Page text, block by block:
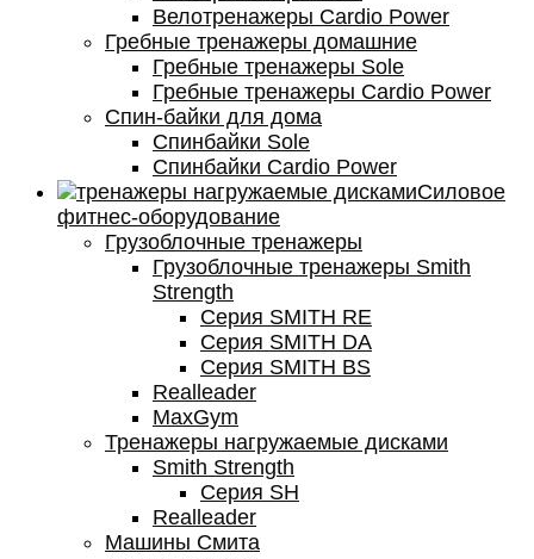
Велотренажеры Cardio Power
Гребные тренажеры домашние
Гребные тренажеры Sole
Гребные тренажеры Cardio Power
Спин-байки для дома
Спинбайки Sole
Спинбайки Cardio Power
Силовое
фитнес-оборудование
Грузоблочные тренажеры
Грузоблочные тренажеры Smith
Strength
Серия SMITH RE
Серия SMITH DA
Серия SMITH BS
Realleader
MaxGym
Тренажеры нагружаемые дисками
Smith Strength
Cерия SH
Realleader
Машины Смита